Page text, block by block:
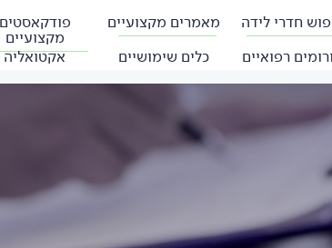
חדרי לידה מאמרים מקצועיים פודקאסטים
מקצועיים
רפואיים כלים שימושיים אקטואליה